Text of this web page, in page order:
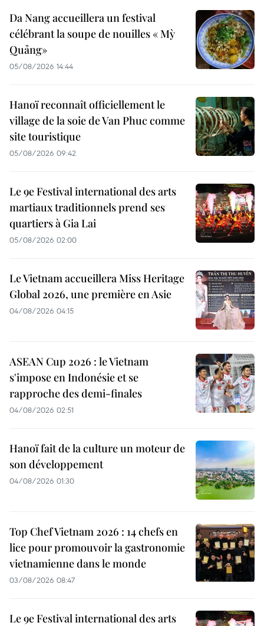
Da Nang accueillera un festival
célébrant la soupe de nouilles « Mỳ
Quảng»
05/08/2026 14:44
Hanoï reconnaît officiellement le
village de la soie de Van Phuc comme
site touristique
05/08/2026 09:42
Le 9e Festival international des arts
martiaux traditionnels prend ses
quartiers à Gia Lai
05/08/2026 02:00
Le Vietnam accueillera Miss Heritage
Global 2026, une première en Asie
04/08/2026 04:15
ASEAN Cup 2026 : le Vietnam
s'impose en Indonésie et se
rapproche des demi-finales
04/08/2026 02:51
Hanoï fait de la culture un moteur de
son développement
04/08/2026 01:30
Top Chef Vietnam 2026 : 14 chefs en
lice pour promouvoir la gastronomie
vietnamienne dans le monde
03/08/2026 08:47
Le 9e Festival international des arts